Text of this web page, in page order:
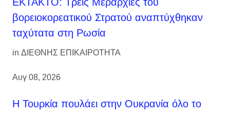
βορειοκορεατικού Στρατού αναπτύχθηκαν
ταχύτατα στη Ρωσία
in ΔΙΕΘΝΗΣ ΕΠΙΚΑΙΡΟΤΗΤΑ
Αυγ 08, 2026
Η Τουρκία πουλάει στην Ουκρανία όλο το